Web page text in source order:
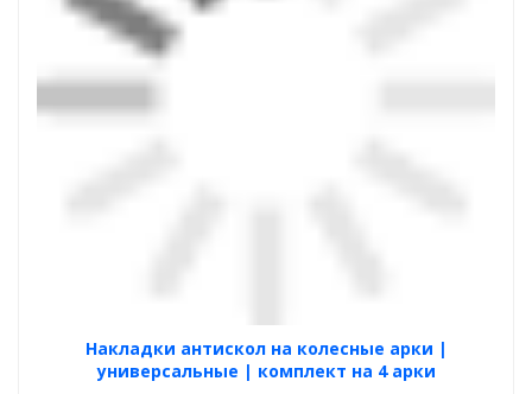
Накладки антискол на колесные арки |
универсальные | комплект на 4 арки